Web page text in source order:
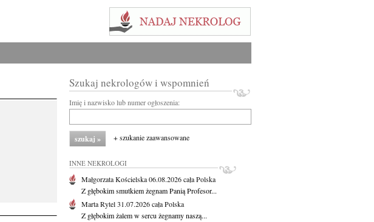
Szukaj nekrologów i wspomnień
Imię i nazwisko lub numer ogłoszenia:
+ szukanie zaawansowane
INNE NEKROLOGI
Małgorzata Kościelska06.08.2026cała Polska
Z głębokim smutkiem żegnam Panią Profesor...
Marta Rytel31.07.2026cała Polska
Z głębokim żalem w sercu żegnamy naszą...